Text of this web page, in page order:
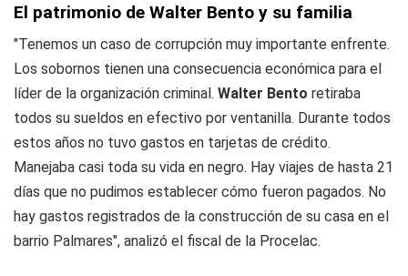
El patrimonio de Walter Bento y su familia
"Tenemos un caso de corrupción muy importante enfrente.
Los sobornos tienen una consecuencia económica para el
líder de la organización criminal. Walter Bento retiraba
todos su sueldos en efectivo por ventanilla. Durante todos
estos años no tuvo gastos en tarjetas de crédito.
Manejaba casi toda su vida en negro. Hay viajes de hasta 21
días que no pudimos establecer cómo fueron pagados. No
hay gastos registrados de la construcción de su casa en el
barrio Palmares", analizó el fiscal de la Procelac.